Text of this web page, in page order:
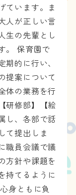
ています。ま
人が正しい言
生の先輩とし
。 保育園で
的に行い、
提案について
体の業務を行
研修部】【絵
し、各部で話
て提出しま
職員会議で議
方針や課題を
持てるように
身ともに負